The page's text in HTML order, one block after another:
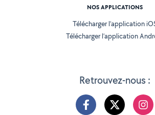
Retrouvez-nous :
NOS APPLICATIONS
Télécharger l’application
Télécharger l’application